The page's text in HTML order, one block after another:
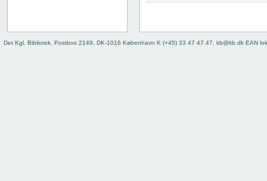
Det Kgl. Bibliotek, Postbox 2149, DK-1016 København K (+45) 33 47 47 47, kb@kb.dk EAN